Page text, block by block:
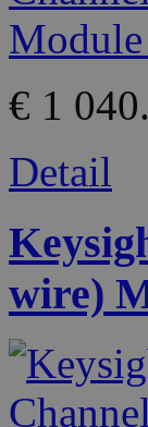
€ 1
Detail
wire)